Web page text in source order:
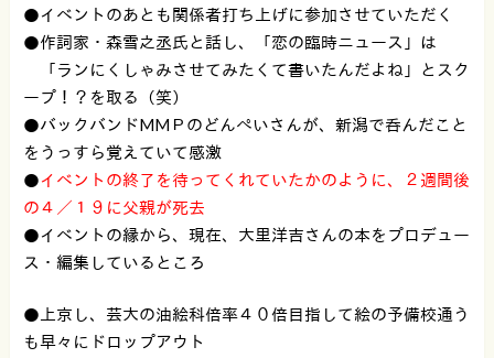
●イベントのあとも関係者打ち上げに参加させていただく
●作詞家・森雪之丞氏と話し、「恋の臨時ニュース」は
「ランにくしゃみさせてみたくて書いたんだよね」とスク
ープ！？を取る（笑）
●バックバンドMMＰのどんぺいさんが、新潟で呑んだこと
をうっすら覚えていて感激
●イベントの終了を待ってくれていたかのように、２週間後
の４／１９に父親が死去
●イベントの縁から、現在、大里洋吉さんの本をプロデュー
ス・編集しているところ
●上京し、芸大の油絵科倍率４０倍目指して絵の予備校通う
も早々にドロップアウト